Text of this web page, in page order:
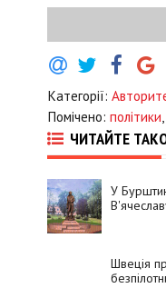
Категорії:
Помічено: політики,
ЧИТАЙТЕ
У
Швеція